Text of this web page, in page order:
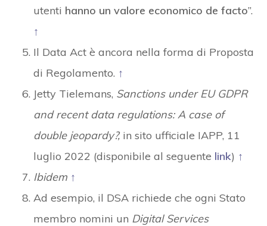
utenti hanno un valore economico de facto”.
↑
Il Data Act è ancora nella forma di Proposta
di Regolamento. ↑
Jetty Tielemans, Sanctions under EU GDPR
and recent data regulations: A case of
double jeopardy?,in sito ufficiale IAPP, 11
luglio 2022 (disponibile al seguente link) ↑
Ibidem ↑
Ad esempio, il DSA richiede che ogni Stato
membro nomini un Digital Services